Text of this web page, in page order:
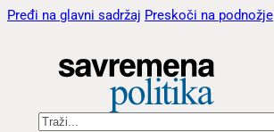
Pređi na glavni sadržaj Preskoči na podnožje
Pretraga